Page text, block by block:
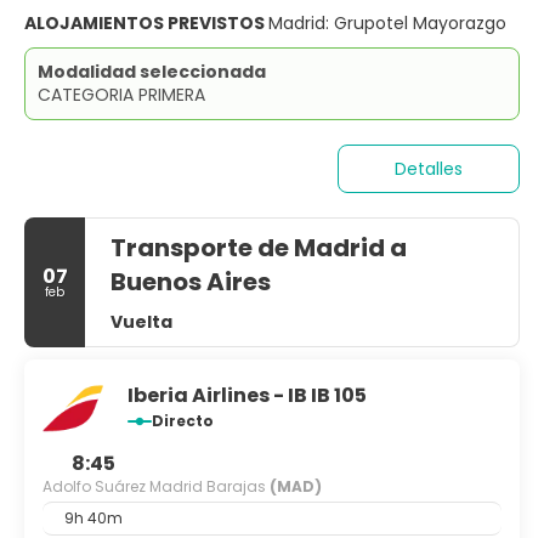
ALOJAMIENTOS PREVISTOSMadrid: Grupotel Mayorazgo
Modalidad seleccionada
CATEGORIA PRIMERA
Detalles
07
feb
Transporte de Madrid a
Buenos Aires
Vuelta
Iberia Airlines - IB IB 105
Directo
8:45
Adolfo Suárez Madrid Barajas (MAD)
9h 40m